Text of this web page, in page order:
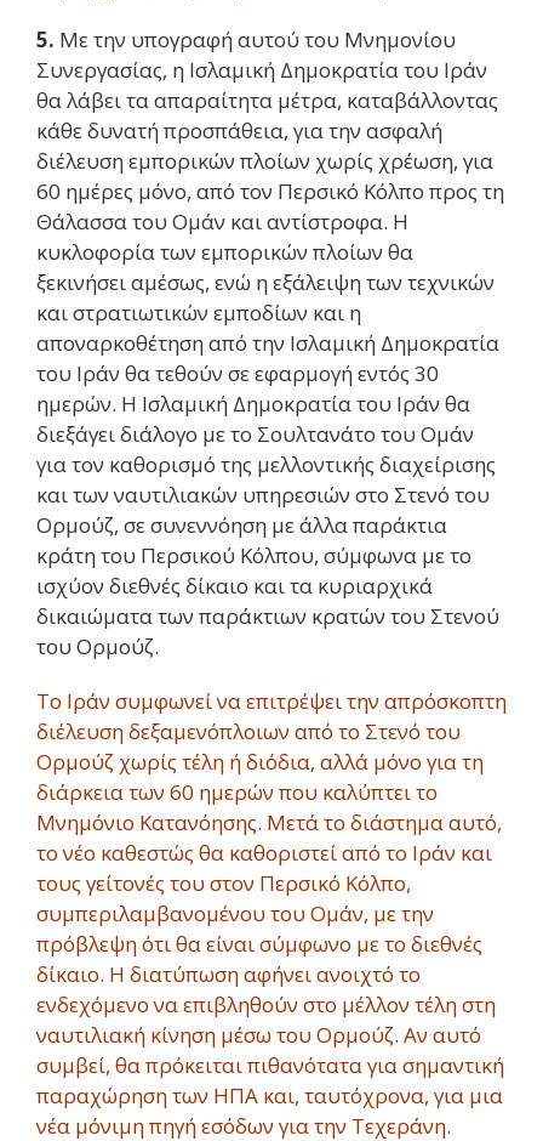
5. Με την υπογραφή αυτού του Μνημονίου
Συνεργασίας, η Ισλαμική Δημοκρατία του Ιράν
θα λάβει τα απαραίτητα μέτρα, καταβάλλοντας
κάθε δυνατή προσπάθεια, για την ασφαλή
διέλευση εμπορικών πλοίων χωρίς χρέωση, για
60 ημέρες μόνο, από τον Περσικό Κόλπο προς τη
Θάλασσα του Ομάν και αντίστροφα. Η
κυκλοφορία των εμπορικών πλοίων θα
ξεκινήσει αμέσως, ενώ η εξάλειψη των τεχνικών
και στρατιωτικών εμποδίων και η
αποναρκοθέτηση από την Ισλαμική Δημοκρατία
του Ιράν θα τεθούν σε εφαρμογή εντός 30
ημερών. Η Ισλαμική Δημοκρατία του Ιράν θα
διεξάγει διάλογο με το Σουλτανάτο του Ομάν
για τον καθορισμό της μελλοντικής διαχείρισης
και των ναυτιλιακών υπηρεσιών στο Στενό του
Ορμούζ, σε συνεννόηση με άλλα παράκτια
κράτη του Περσικού Κόλπου, σύμφωνα με το
ισχύον διεθνές δίκαιο και τα κυριαρχικά
δικαιώματα των παράκτιων κρατών του Στενού
του Ορμούζ.
Το Ιράν συμφωνεί να επιτρέψει την απρόσκοπτη
διέλευση δεξαμενόπλοιων από το Στενό του
Ορμούζ χωρίς τέλη ή διόδια, αλλά μόνο για τη
διάρκεια των 60 ημερών που καλύπτει το
Μνημόνιο Κατανόησης. Μετά το διάστημα αυτό,
το νέο καθεστώς θα καθοριστεί από το Ιράν και
τους γείτονές του στον Περσικό Κόλπο,
συμπεριλαμβανομένου του Ομάν, με την
πρόβλεψη ότι θα είναι σύμφωνο με το διεθνές
δίκαιο. Η διατύπωση αφήνει ανοιχτό το
ενδεχόμενο να επιβληθούν στο μέλλον τέλη στη
ναυτιλιακή κίνηση μέσω του Ορμούζ. Αν αυτό
συμβεί, θα πρόκειται πιθανότατα για σημαντική
παραχώρηση των ΗΠΑ και, ταυτόχρονα, για μια
νέα μόνιμη πηγή εσόδων για την Τεχεράνη.